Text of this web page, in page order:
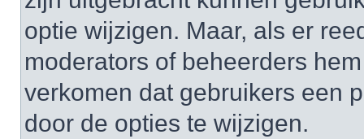
optie wijzigen. Maar, als er
moderators of beheerders
verkomen dat gebruikers een
door de opties te wijzigen.